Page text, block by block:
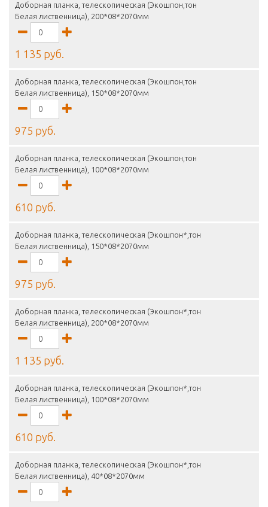
Доборная планка, телескопическая (Экошпон,тон
Белая лиственница), 200*08*2070мм
1 135 руб.
Доборная планка, телескопическая (Экошпон,тон
Белая лиственница), 150*08*2070мм
975 руб.
Доборная планка, телескопическая (Экошпон,тон
Белая лиственница), 100*08*2070мм
610 руб.
Доборная планка, телескопическая (Экошпон*,тон
Белая лиственница), 150*08*2070мм
975 руб.
Доборная планка, телескопическая (Экошпон*,тон
Белая лиственница), 200*08*2070мм
1 135 руб.
Доборная планка, телескопическая (Экошпон*,тон
Белая лиственница), 100*08*2070мм
610 руб.
Доборная планка, телескопическая (Экошпон*,тон
Белая лиственница), 40*08*2070мм